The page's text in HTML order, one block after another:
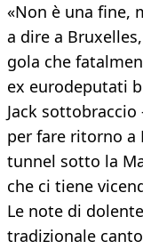
«Non è una fine,
a dire a
gola che
ex eurodeputati
Jack
per fare ritorno a
tunnel sotto la
che ci tiene
Le note di
tradizionale canto